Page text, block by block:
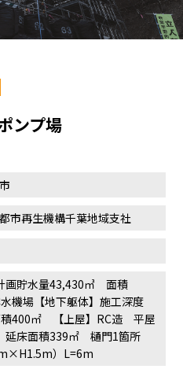
ンプ場
市再生機構千葉地域支社
貯水量43,430㎥ 面積
機場【地下躯体】施工深度
400㎡ 【上屋】RC造 平屋
延床面積339㎡ 樋門1箇所
）L=6m